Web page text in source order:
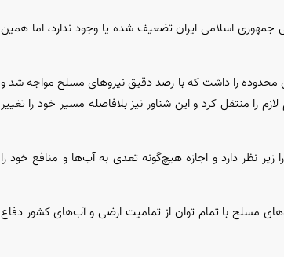
اسلامی ایران تضعیف شده یا وجود ندارد، اما همین
محدوده را داشت که با رصد دقیق نیرو‌های مسلح مواجه شد و
را منتقل کرد و این شناور نیز بلافاصله مسیر خود را تغییر
نظر دارد و اجازه هیچ‌گونه تعدی به آب‌ها و منافع خود را
مسلح با تمام توان از تمامیت ارضی و آب‌های کشور دفاع